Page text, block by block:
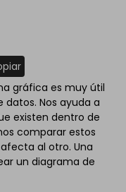
gráfica es muy útil
Nos ayuda a
existen dentro de
comparar estos
al otro. Una
un diagrama de